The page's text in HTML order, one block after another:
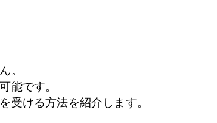
。
能です。
受ける方法を紹介します。